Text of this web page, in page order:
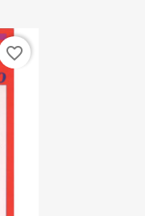
favorite_border